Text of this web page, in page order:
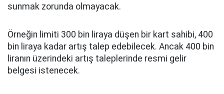
sunmak zorunda olmayacak.
Örneğin limiti 300 bin liraya düşen bir kart sahibi, 400
bin liraya kadar artış talep edebilecek. Ancak 400 bin
liranın üzerindeki artış taleplerinde resmi gelir
belgesi istenecek.